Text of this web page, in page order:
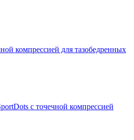
компрессией для тазобедренных